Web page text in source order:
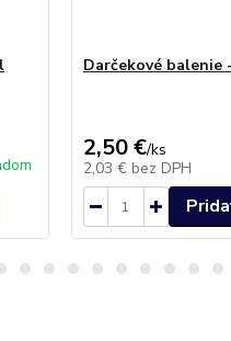
Darčekové
2,50 €/ks
2,03 € bez DPH